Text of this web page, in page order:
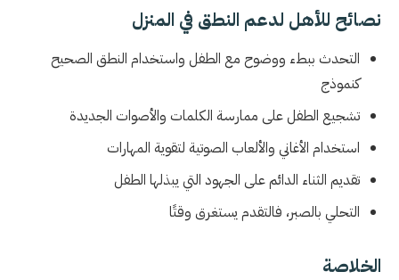
نصائح للأهل لدعم النطق في المنزل
التحدث ببطء ووضوح مع الطفل واستخدام النطق الصحيح
كنموذج
تشجيع الطفل على ممارسة الكلمات والأصوات الجديدة
استخدام الأغاني والألعاب الصوتية لتقوية المهارات
تقديم الثناء الدائم على الجهود التي يبذلها الطفل
التحلي بالصبر، فالتقدم يستغرق وقتًا
الخلاصة